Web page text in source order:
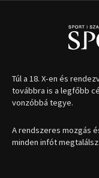
Túl a 18. X-en és
továbbra is a legfőbb
vonzóbbá tegye.
A rendszeres mozgás
minden infót megtalálsz